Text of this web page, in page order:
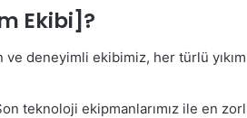
Ekibi]?
ve deneyimli ekibimiz, her türlü
teknoloji ekipmanlarımız ile en